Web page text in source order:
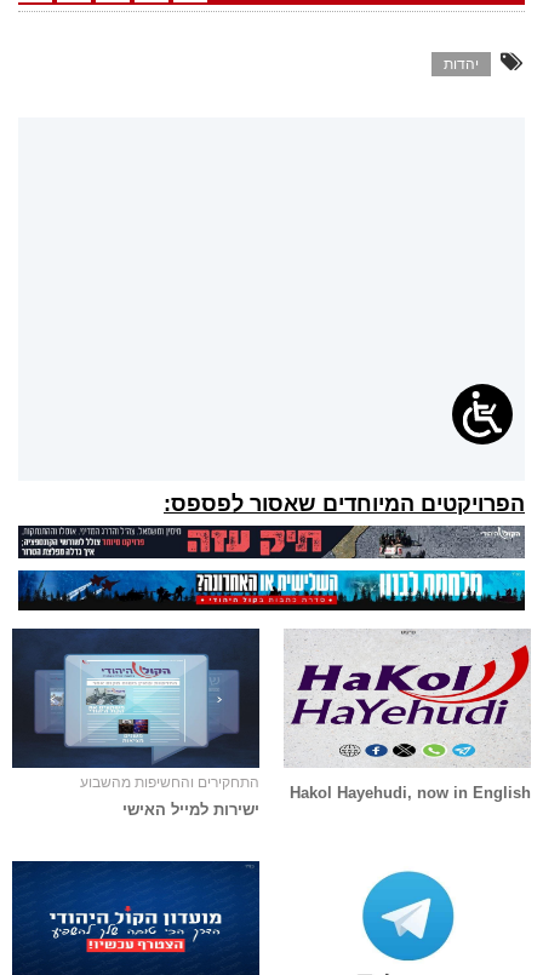
יהדות
הפרויקטים המיוחדים שאסור לפספס:
Hakol Hayehudi, now in English
התחקירים והחשיפות מהשבוע
ישירות למייל האישי